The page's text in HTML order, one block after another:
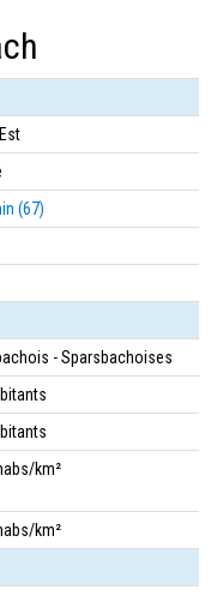
(67)
- Sparsbachoises
km²
km²